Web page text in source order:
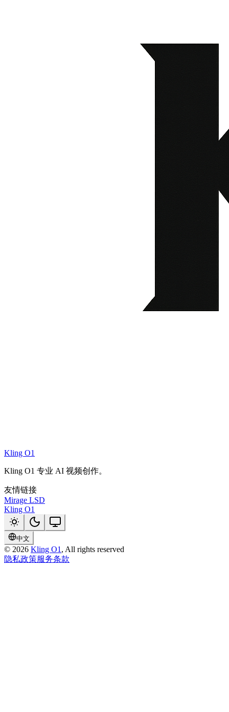
Kling O1
Kling O1 专业 AI 视频创作。
友情链接
Mirage LSD
Kling O1
中文
© 2026 Kling O1 , All rights reserved
隐私政策服务条款